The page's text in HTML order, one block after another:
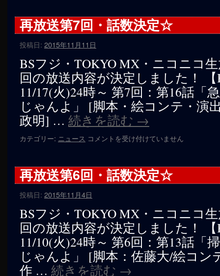
は
第
8
回・
話
決
定
☆
は
再放送第7回・話数決定☆
投稿日: 2015年11月11日
BSフジ・TOKYO MX・ニコニコ
回の放送内容が決定しました！
11/17(火)24時～ 第7回：第16話「
じゃんよ」 [脚本・絵コンテ・演
政明] … 続きを読む →
カテゴリー: ニュース 再
第
7
回・
話
決
定
☆
は
コメントを受け付けていません
再放送第6回・話数決定☆
投稿日: 2015年11月4日
BSフジ・TOKYO MX・ニコニコ
回の放送内容が決定しました！
11/10(火)24時～ 第6回：第13話「
じゃんよ」 [脚本：佐藤大/絵コン
作 … 続きを読む →